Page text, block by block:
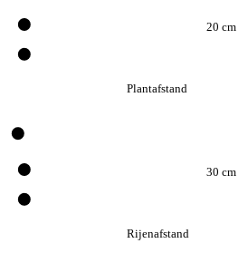
Plantafstand
20 cm
Rijenafstand
30 cm